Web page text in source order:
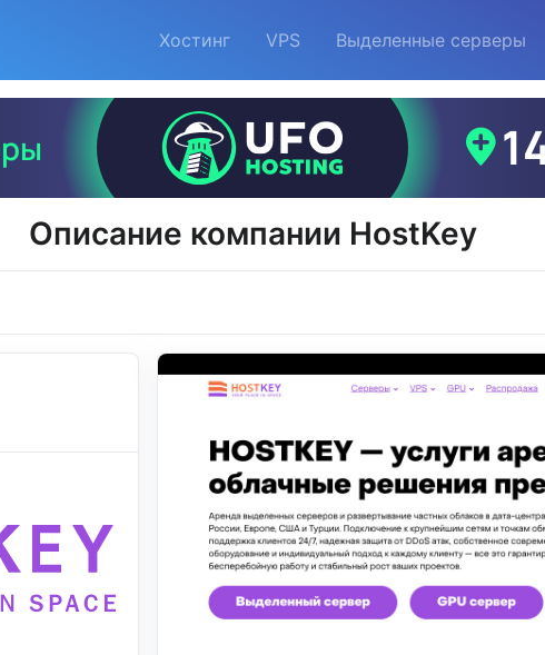
Хостинг VPS Выделенные серверы
Описание компании HostKey